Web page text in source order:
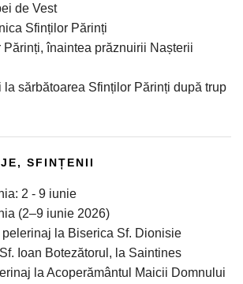
de Vest
Sfinților Părinți
Părinți, înaintea prăznuirii Nașterii
sărbătoarea Sfinților Părinți după trup
SFINȚENII
2 - 9 iunie
(2–9 iunie 2026)
la Biserica Sf. Dionisie
Ioan Botezătorul, la Saintines
la Acoperământul Maicii Domnului